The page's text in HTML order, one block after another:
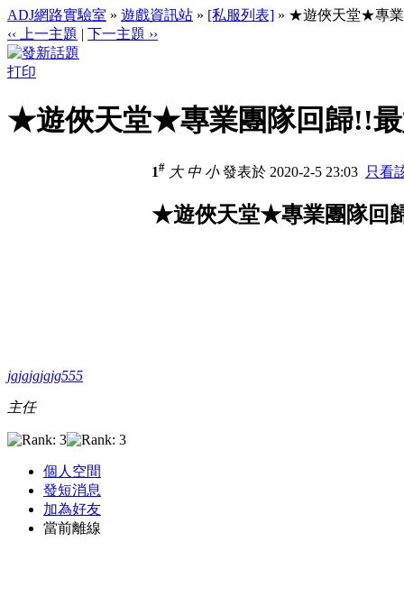
ADJ網路實驗室 » 遊戲資訊站 » [私服列表] » ★遊俠天堂★專業
‹‹ 上一主題 | 下一主題 ››
打印
★遊俠天堂★專業團隊回歸!!最
jgjgjgjgjg555
主任
個人空間
發短消息
加為好友
當前離線
1# 大 中 小發表於 2020-2-5 23:03 只看
★遊俠天堂★專業團隊回